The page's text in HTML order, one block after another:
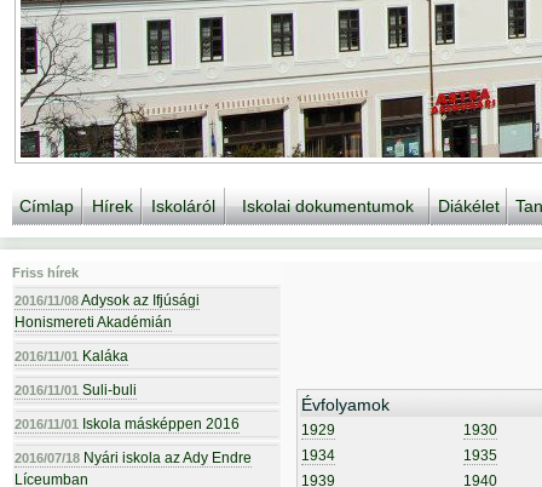
Címlap Hírek Iskoláról Iskolai dokumentumok Diákélet
Friss hírek
2016/11/08Adysok az Ifjúsági
Honismereti Akadémián
2016/11/01 Kaláka
2016/11/01 Suli-buli
2016/11/01 Iskola másképpen 2016
2016/07/18 Nyári iskola az Ady Endre
Líceumban
Évfolyamok
1929
1930
1934
1935
1939
1940